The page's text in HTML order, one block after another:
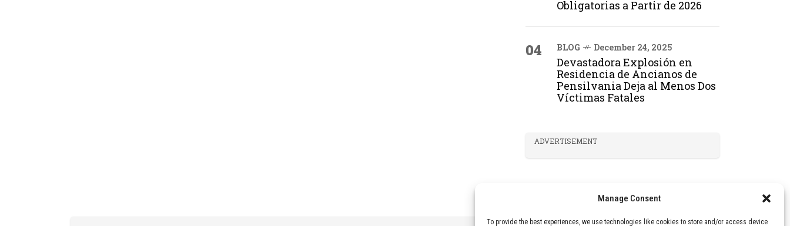
Manage Consent
To provide the best experiences, we use technologies like cookies to store and/or access device
Obligatorias a Partir de 2026
04 BLOG December 24, 2025
Devastadora Explosión en
Residencia de Ancianos de
Pensilvania Deja al Menos Dos
Víctimas Fatales
ADVERTISEMENT